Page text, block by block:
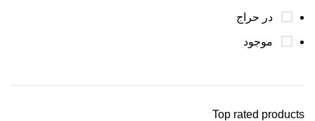
در حراج
موجود
Top rated products